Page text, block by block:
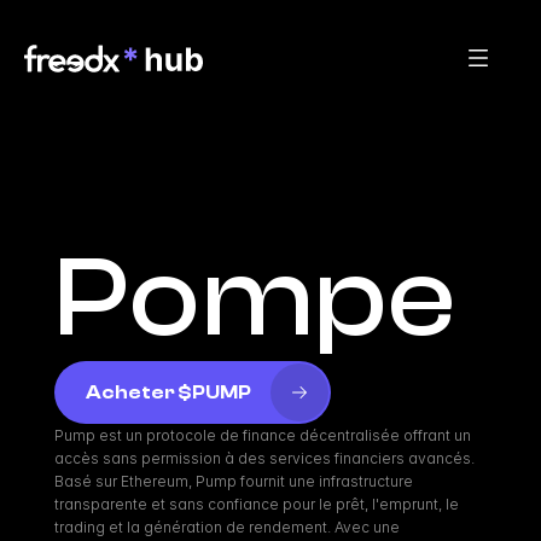
Pompe
Acheter $PUMP
Pump est un protocole de finance décentralisée offrant un
accès sans permission à des services financiers avancés.
Basé sur Ethereum, Pump fournit une infrastructure
transparente et sans confiance pour le prêt, l'emprunt, le
trading et la génération de rendement. Avec une